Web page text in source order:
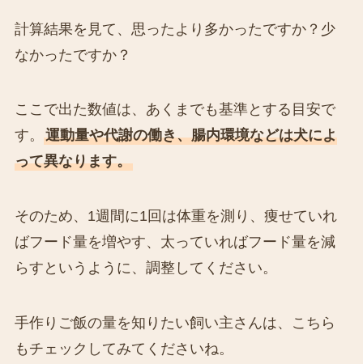
計算結果を見て、思ったより多かったですか？少
なかったですか？
ここで出た数値は、あくまでも基準とする目安で
す。 運動量や代謝の働き、腸内環境などは犬によ
って異なります。
そのため、1週間に1回は体重を測り、痩せていれ
ばフード量を増やす、太っていればフード量を減
らすというように、調整してください。
手作りご飯の量を知りたい飼い主さんは、こちら
もチェックしてみてくださいね。